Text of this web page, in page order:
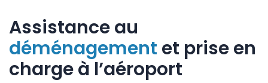
Assistance au
déménagement et prise en
charge à l’aéroport